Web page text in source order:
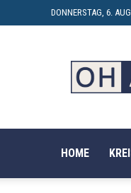
DONNERSTAG, 6.
HOME